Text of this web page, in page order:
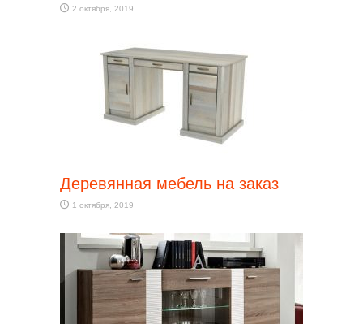
2 октября, 2019
Деревянная мебель на заказ
1 октября, 2019